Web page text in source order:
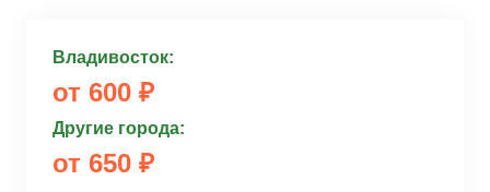
Владивосток:
от 600 ₽
Другие города:
от 650 ₽